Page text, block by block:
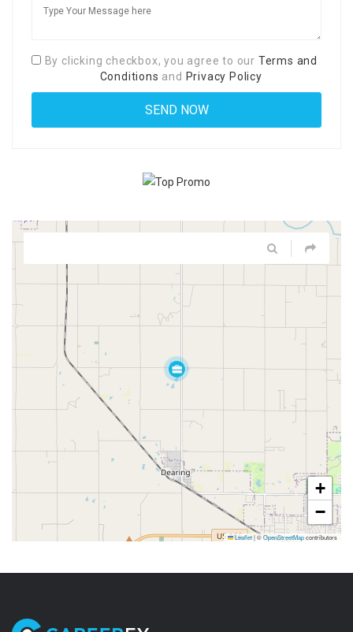
By clicking checkbox, you agree to our Terms and
Conditions and Privacy Policy
+
−
Leaflet|©OpenStreetMapcontributors